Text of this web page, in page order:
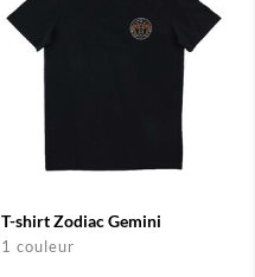
T-shirt Zodiac Gemini
1 couleur